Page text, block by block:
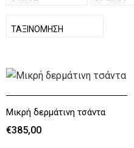
ΕΜΦΆΝΙΣΗ
ΤΑΞΙΝΌΜΗΣΗ
Μικρή δερμάτινη τσάντα
€385,00